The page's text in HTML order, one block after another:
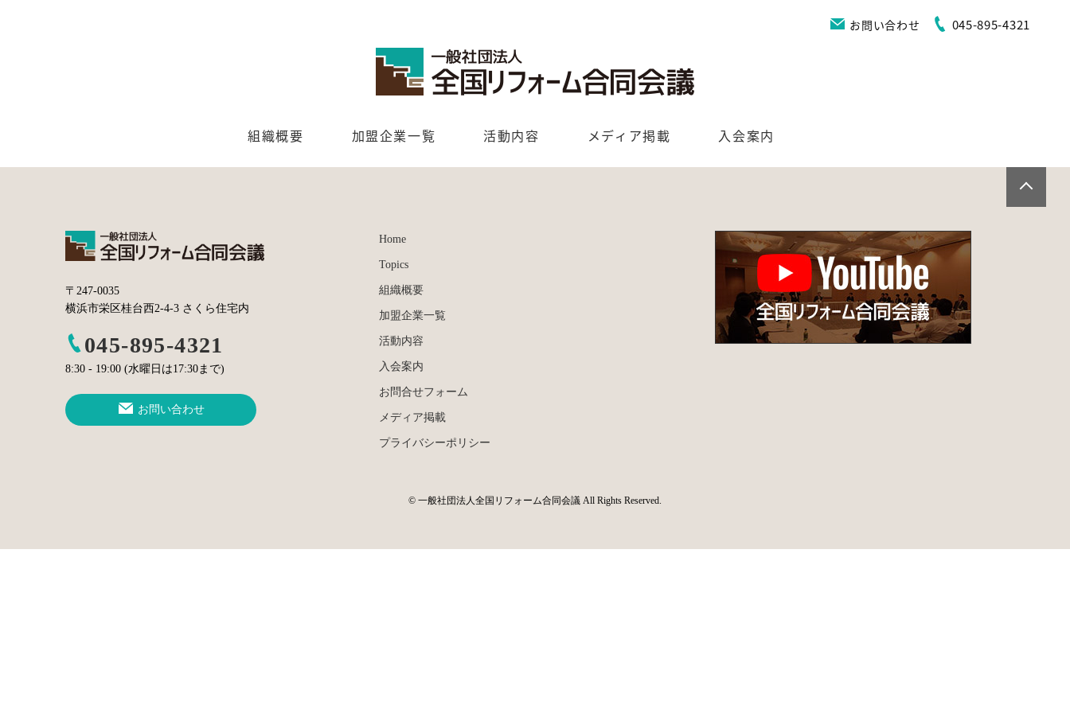
お問い合わせ 045-895-4321
組織概要 加盟企業一覧 活動内容 メディア掲載 入会案内
〒247-0035
横浜市栄区桂台西2-4-3 さくら住宅内
045-895-4321
8:30 - 19:00 (水曜日は17:30まで)
お問い合わせ
Home
Topics
組織概要
加盟企業一覧
活動内容
入会案内
お問合せフォーム
メディア掲載
プライバシーポリシー
© 一般社団法人全国リフォーム合同会議 All Rights Reserved.